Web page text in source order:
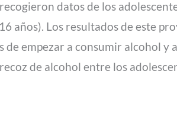
datos de los
años). Los resultados de este
empezar a consumir alcohol y
de alcohol entre los